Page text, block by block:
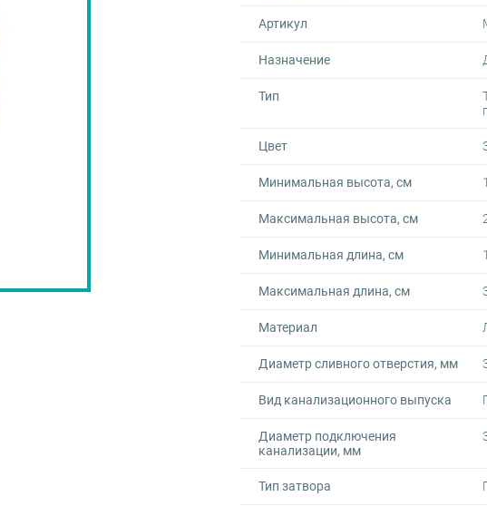
Артикул
Назначение
Тип
Цвет
Минимальная высота, см
Максимальная высота, см
Минимальная длина, см
Максимальная длина, см
Материал
Диаметр сливного отверстия, мм
Вид канализационного выпуска
Диаметр подключения
канализации, мм
Тип затвора